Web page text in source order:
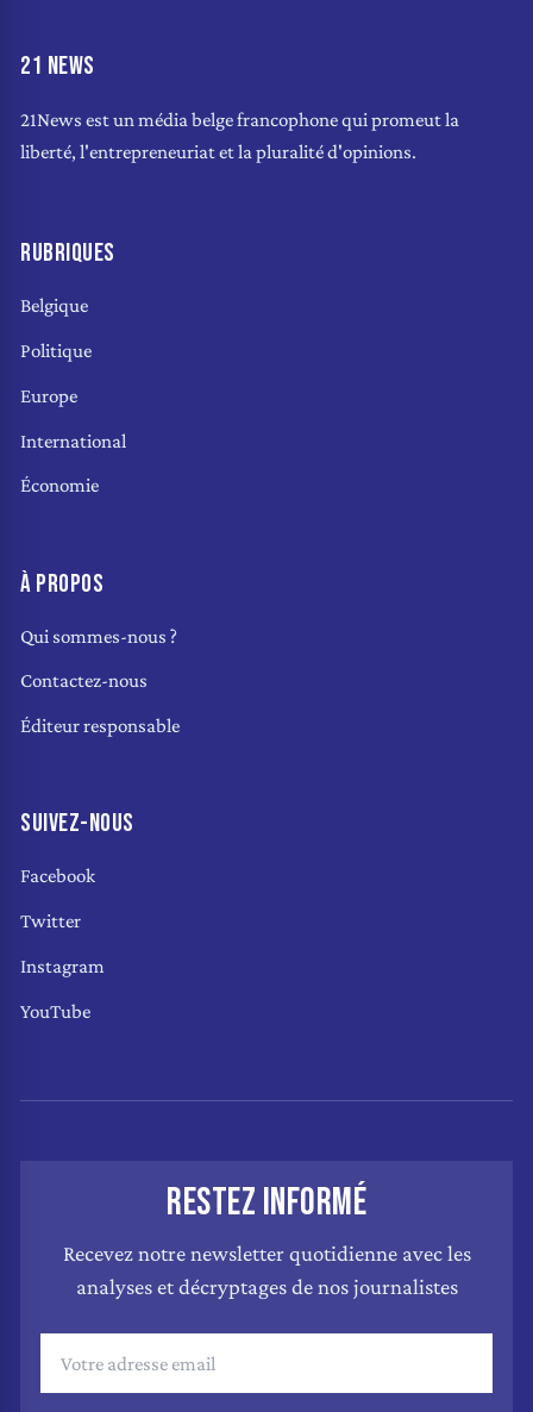
21 NEWS
21News est un média belge francophone qui promeut la
liberté, l'entrepreneuriat et la pluralité d'opinions.
RUBRIQUES
Belgique
Politique
Europe
International
Économie
À PROPOS
Qui sommes-nous ?
Contactez-nous
Éditeur responsable
SUIVEZ-NOUS
Facebook
Twitter
Instagram
YouTube
RESTEZ INFORMÉ
Recevez notre newsletter quotidienne avec les
analyses et décryptages de nos journalistes